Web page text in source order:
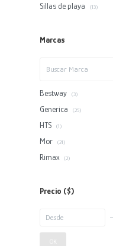
Sillas de playa (13)
Marcas
Bestway (3)
Generica (25)
HTS (1)
Mor (21)
Rimax (2)
Precio ($)